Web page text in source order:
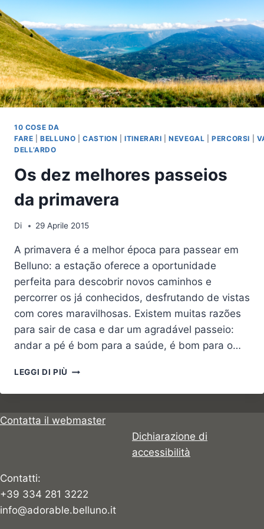
10 COSE DA
FARE |BELLUNO |CASTION |ITINERARI |NEVEGAL |PERCORSI
DELL’ARDO
Os dez melhores passeios
da primavera
Di 29 Aprile 2015
A primavera é a melhor época para passear em
Belluno: a estação oferece a oportunidade
perfeita para descobrir novos caminhos e
percorrer os já conhecidos, desfrutando de vistas
com cores maravilhosas. Existem muitas razões
para sair de casa e dar um agradável passeio:
andar a pé é bom para a saúde, é bom para o…
LEGGI DI PIÙ OS
MELHORES
DA
Contatta il webmaster
Dichiarazione di
accessibilità
Contatti:
+39 334 281 3222
info@adorable.belluno.it